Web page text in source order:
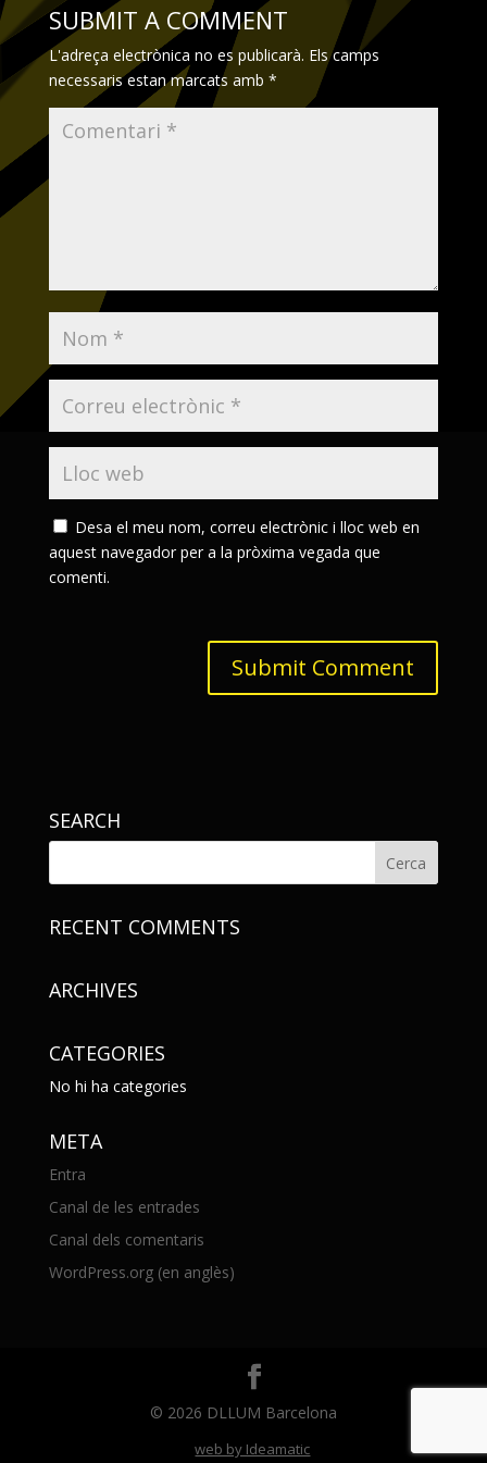
SUBMIT A COMMENT
L'adreça electrònica no es publicarà. Els camps
necessaris estan marcats amb *
Desa el meu nom, correu electrònic i lloc web en
aquest navegador per a la pròxima vegada que
comenti.
SEARCH
RECENT COMMENTS
ARCHIVES
CATEGORIES
No hi ha categories
META
Entra
Canal de les entrades
Canal dels comentaris
WordPress.org (en anglès)
© 2026 DLLUM Barcelona
web by Ideamatic